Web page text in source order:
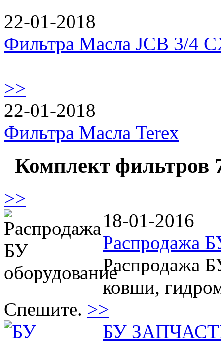
22-01-2018
Фильтра Масла JCB 3/4
>>
22-01-2018
Фильтра Масла Terex
Комплект фильтров
>>
18-01-2016
Распродажа
Распродажа
ковши,
Спешите. >>
БУ